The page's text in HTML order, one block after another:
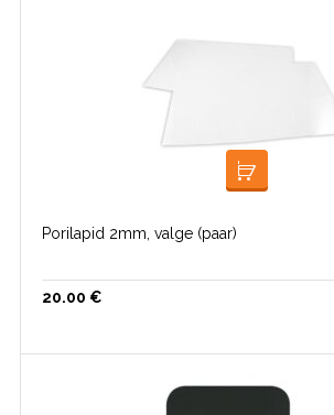
LOE EDASI
Porilapid 2mm, valge (paar)
20.00 €